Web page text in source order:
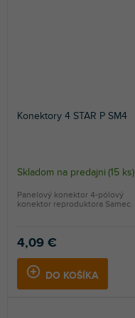
Konektory 4 STAR P SM4
Skladom na predajni (15 ks)
4,09 €
DO KOŠÍKA
Panelový konektor 4-pólový
konektor reproduktora Samec.